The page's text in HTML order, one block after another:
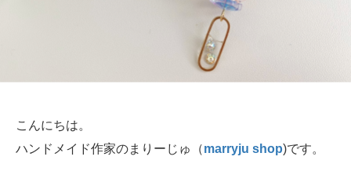
こんにちは。
ハンドメイド作家のまりーじゅ（marryju shop)です。